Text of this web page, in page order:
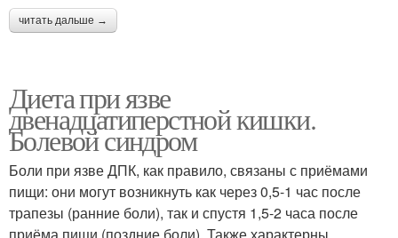
читать дальше →
Диета при язве
двенадцатиперстной кишки.
Болевой синдром
Боли при язве ДПК, как правило, связаны с приёмами
пищи: они могут возникнуть как через 0,5-1 час после
трапезы (ранние боли), так и спустя 1,5-2 часа после